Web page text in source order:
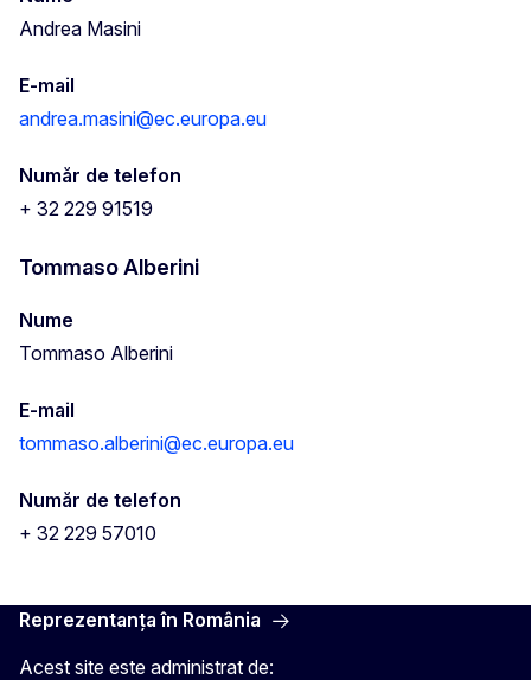
Andrea Masini
E-mail
andrea.masini@ec.europa.eu
Număr de telefon
+ 32 229 91519
Tommaso Alberini
Nume
Tommaso Alberini
E-mail
tommaso.alberini@ec.europa.eu
Număr de telefon
+ 32 229 57010
Reprezentanța în România
Acest site este administrat de: